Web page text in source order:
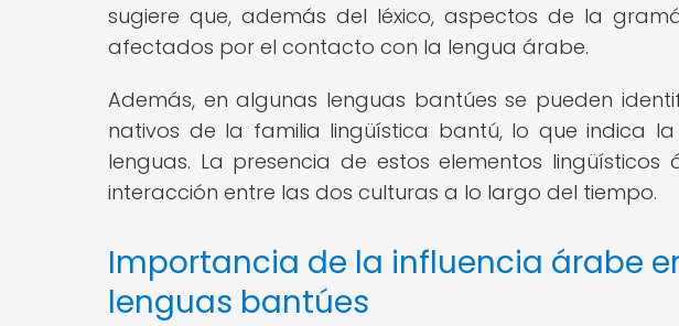
sugiere que, además del léxico, aspectos de la
afectados por el contacto con la lengua árabe.
Además, en algunas lenguas bantúes se pueden
nativos de la familia lingüística bantú, lo que indica
lenguas. La presencia de estos elementos
interacción entre las dos culturas a lo largo del tiempo.
Importancia de la influencia árabe
lenguas bantúes